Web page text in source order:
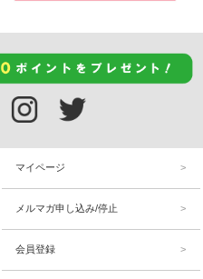
マイページ
メルマガ申し込み/停止
会員登録